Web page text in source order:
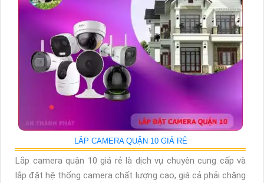
LẮP CAMERA QUẬN 10 GIÁ RẺ
Lắp camera quận 10 giá rẻ là dịch vụ chuyên cung cấp và
lắp đặt hệ thống camera chất lượng cao, giá cả phải chăng